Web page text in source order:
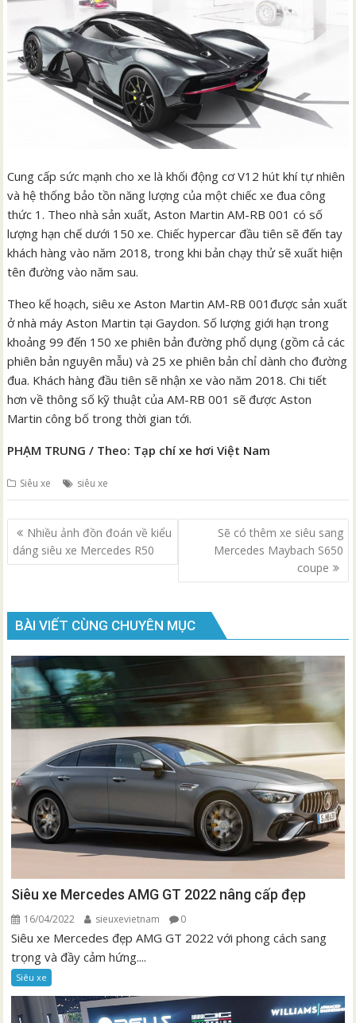
Cung cấp sức mạnh cho xe là khối động cơ V12 hút khí tự nhiên
và hệ thống bảo tồn năng lượng của một chiếc xe đua công
thức 1. Theo nhà sản xuất, Aston Martin AM-RB 001 có số
lượng hạn chế dưới 150 xe. Chiếc hypercar đầu tiên sẽ đến tay
khách hàng vào năm 2018, trong khi bản chạy thử sẽ xuất hiện
tên đường vào năm sau.
Theo kế hoạch, siêu xe Aston Martin AM-RB 001được sản xuất
ở nhà máy Aston Martin tại Gaydon. Số lượng giới hạn trong
khoảng 99 đến 150 xe phiên bản đường phổ dụng (gồm cả các
phiên bản nguyên mẫu) và 25 xe phiên bản chỉ dành cho đường
đua. Khách hàng đầu tiên sẽ nhận xe vào năm 2018. Chi tiết
hơn về thông số kỹ thuật của AM-RB 001 sẽ được Aston
Martin công bố trong thời gian tới.
PHẠM TRUNG / Theo: Tạp chí xe hơi Việt Nam
Siêu xe siêu xe
Điều
hướng
bài
Nhiều ảnh đồn đoán về kiểu
dáng siêu xe Mercedes R50
Sẽ có thêm xe siêu sang
Mercedes Maybach S650
coupe
BÀI VIẾT CÙNG CHUYÊN MỤC
Siêu xe Mercedes AMG GT 2022 nâng cấp đẹp
16/04/2022 sieuxevietnam 0
Siêu xe Mercedes đẹp AMG GT 2022 với phong cách sang
trọng và đầy cảm hứng....
Siêu xe